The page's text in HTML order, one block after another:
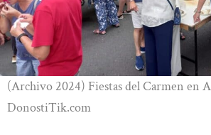
(Archivo 2024) Fiestas del Carmen en
DonostiTik.com